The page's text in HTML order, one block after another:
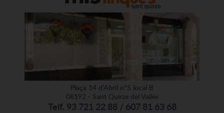
Plaça 14 d'Abril nº5 local B
08192 - Sant Quirze del Vallès
Telf. 93 721 22 88 / 607 81 63 68